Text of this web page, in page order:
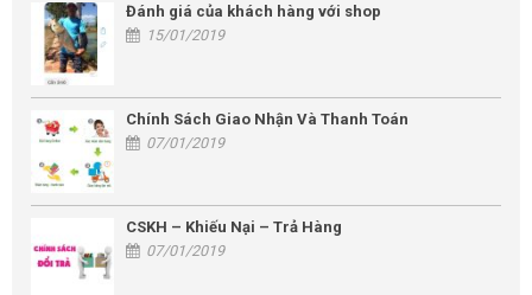
Đánh giá của khách hàng với shop
15/01/2019
Chính Sách Giao Nhận Và Thanh Toán
07/01/2019
CSKH – Khiếu Nại – Trả Hàng
07/01/2019